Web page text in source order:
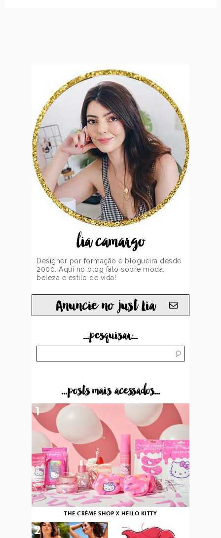
lia camargo
Designer por formação e blogueira desde
2000. Aqui no blog falo sobre moda,
beleza e estilo de vida!
Anuncie no just Lia
...pesquisar...
...posts mais acessados...
THE CRÈME SHOP X HELLO KITTY
1
2 3